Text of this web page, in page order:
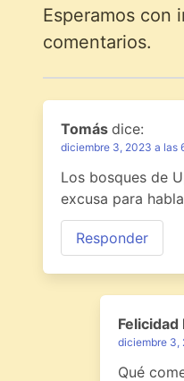
Esperamos con
comentarios.
Tomás dice:
diciembre 3, 2023 a las
Los bosques de
excusa para
Responder
Felicidad
diciembre 3,
Qué